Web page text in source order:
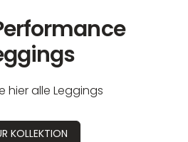
hier alle Leggings
KOLLEKTION